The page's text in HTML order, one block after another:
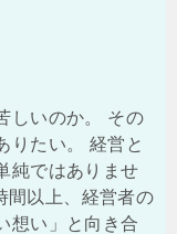
しいのか。 その
りたい。 経営と
純ではありませ
間以上、経営者の
想い」と向き合